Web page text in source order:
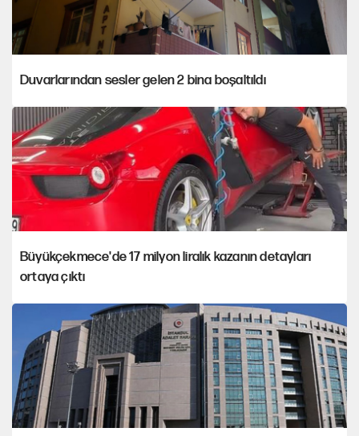
Duvarlarından sesler gelen 2 bina boşaltıldı
Büyükçekmece'de 17 milyon liralık kazanın detayları
ortaya çıktı